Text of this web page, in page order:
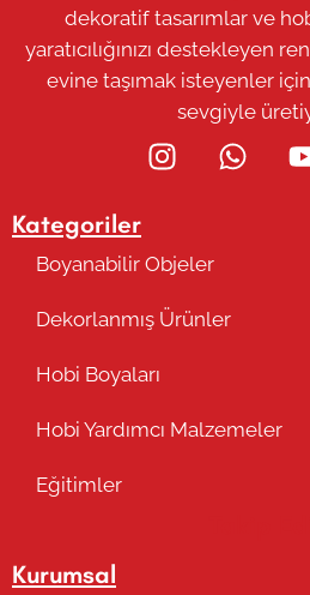
dekoratif tasarımlar ve
yaratıcılığınızı destekleyen
evine taşımak isteyenler
sevgiyle
Kategoriler
Boyanabilir Objeler
Dekorlanmış Ürünler
Hobi Boyaları
Hobi Yardımcı Malzemeler
Eğitimler
Kurumsal